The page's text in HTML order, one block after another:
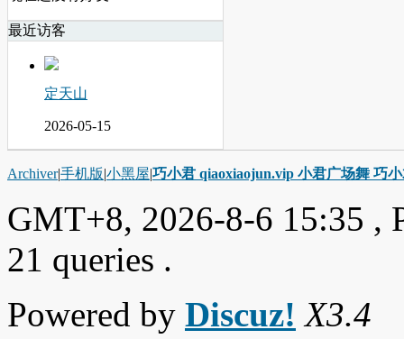
最近访客
定天山
2026-05-15
Archiver|手机版|小黑屋|巧小君 qiaoxiaojun.vip 小君广场舞 巧
GMT+8, 2026-8-6 15:35 ,
21 queries .
Powered by Discuz! X3.4